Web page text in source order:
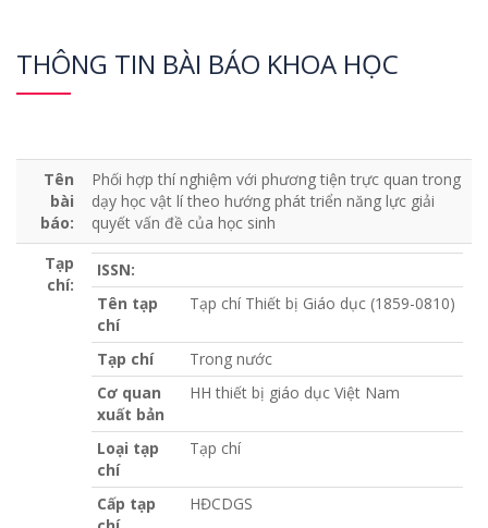
THÔNG TIN BÀI BÁO KHOA HỌC
Tên
bài
báo:
Phối hợp thí nghiệm với phương tiện trực quan trong
dạy học vật lí theo hướng phát triển năng lực giải
quyết vấn đề của học sinh
Tạp
chí:
ISSN:
Tên tạp
chí
Tạp chí Thiết bị Giáo dục (1859-0810)
Tạp chí
Trong nước
Cơ quan
xuất bản
HH thiết bị giáo dục Việt Nam
Loại tạp
chí
Tạp chí
Cấp tạp
HĐCDGS